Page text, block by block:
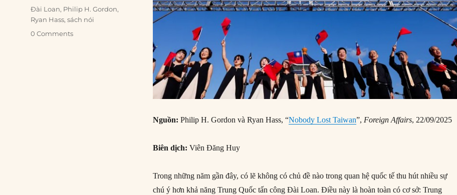
Nguồn:Philip H. Gordon và Ryan Hass, “Nobody Lost Taiwan”, Foreign Affairs, 22/09/2025
Biên dịch:Viên Đăng Huy
Trong những năm gần đây, có lẽ không có chủ đề nào trong quan hệ quốc tế thu hút nhiều sự
chú ý hơn khả năng Trung Quốc tấn công Đài Loan. Điều này là hoàn toàn có cơ sở: Trung
Tags
Đài Loan, Philip H. Gordon,
Ryan Hass,sách nói
0 Comments